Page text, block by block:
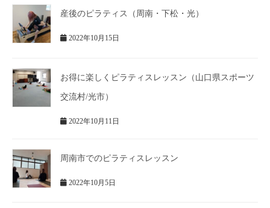
産後のピラティス（周南・下松・光）
2022年10月15日
お得に楽しくピラティスレッスン（山口県スポーツ
交流村/光市）
2022年10月11日
周南市でのピラティスレッスン
2022年10月5日